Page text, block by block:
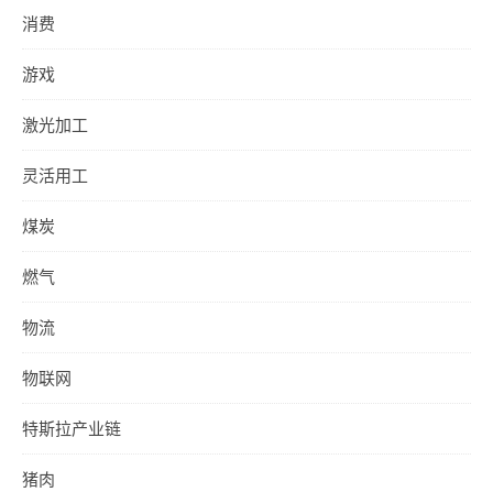
消费
游戏
激光加工
灵活用工
煤炭
燃气
物流
物联网
特斯拉产业链
猪肉